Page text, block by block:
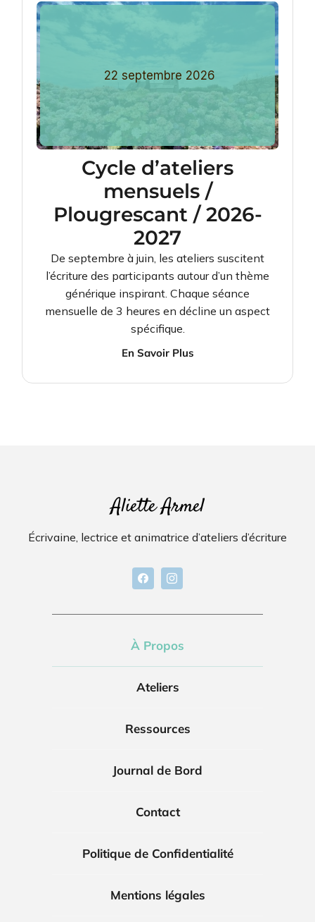
22 septembre 2026
Cycle d’ateliers
mensuels /
Plougrescant / 2026-
2027
De septembre à juin, les ateliers suscitent
l’écriture des participants autour d’un thème
générique inspirant. Chaque séance
mensuelle de 3 heures en décline un aspect
spécifique.
En Savoir Plus
Aliette Armel
Écrivaine, lectrice et animatrice d’ateliers d’écriture
À Propos
Ateliers
Ressources
Journal de Bord
Contact
Politique de Confidentialité
Mentions légales